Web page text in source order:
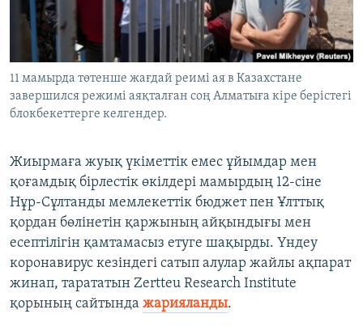
Басқа тілдерде
11 мамырда төтенше жағдай реимі ая в Казахстане
завершился режимі аяқталған соң Алматыға кіре берістегі
блокбекеттерге келгендер.
Жиырмаға жуық үкіметтік емес ұйымдар мен
қоғамдық бірлестік өкілдері мамырдың 12-сіне
Нұр-Сұлтанды мемлекеттік бюджет пен Ұлттық
қордан бөлінетін қаржының айқындығы мен
есептілігін қамтамасыз етуге шақырды. Үндеу
коронавирус кезіндегі сатып алулар жайлы ақпарат
жинап, тарататын Zertteu Research Institute
қорының сайтында жарияланды.